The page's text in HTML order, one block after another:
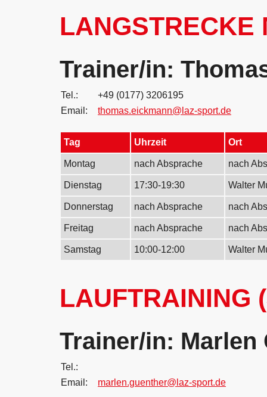
LANGSTRECKE
Trainer/in:
Tel.:
+49 (0177) 3206195
Email:
thomas.eickmann@laz-sport.de
Tag Uhrzeit Ort
Montag nach Absprache nach
Dienstag 17:30-19:30 Walter
Donnerstag nach Absprache nach
Freitag nach Absprache nach
Samstag 10:00-12:00 Walter
LAUFTRAINING
Trainer/in: Marlen
Tel.:
Email:
marlen.guenther@laz-sport.de